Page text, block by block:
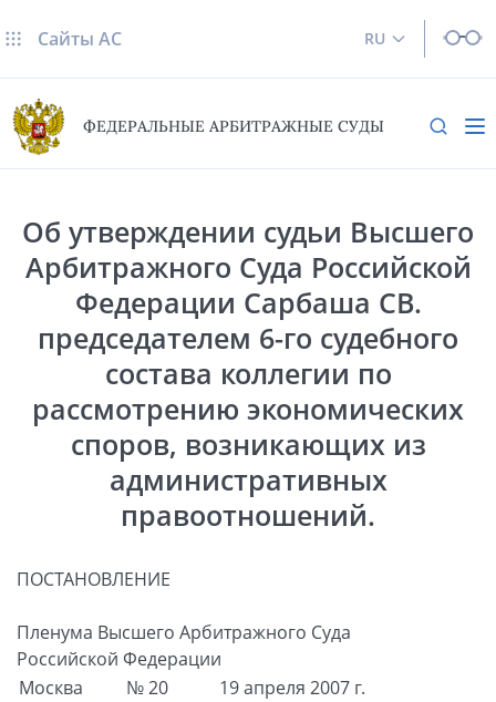
RU
Сайты AC
ФЕДЕРАЛЬНЫЕ АРБИТРАЖНЫЕ СУДЫ
Об утверждении судьи Высшего
Арбитражного Суда Российской
Федерации Сарбаша СВ.
председателем 6-го судебного
состава коллегии по
рассмотрению экономических
споров, возникающих из
административных
правоотношений.
ПОСТАНОВЛЕНИЕ
Пленума Высшего Арбитражного Суда
Российской Федерации
Москва
№ 20
19 апреля 2007 г.